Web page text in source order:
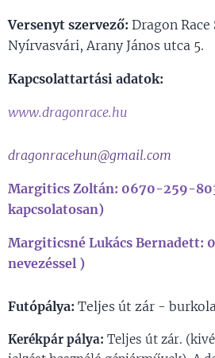
Versenyt szervező: Dragon
Nyírvasvári, Arany János utca 5.
Kapcsolattartási adatok:
www.dragonrace.hu
dragonracehun@gmail.com
Margitics Zoltán: 0670-259-
kapcsolatosan)
Margiticsné Lukács Bernadett:
nevezéssel )
Futópálya: Teljes út zár -
Kerékpár pálya: Teljes út zár.